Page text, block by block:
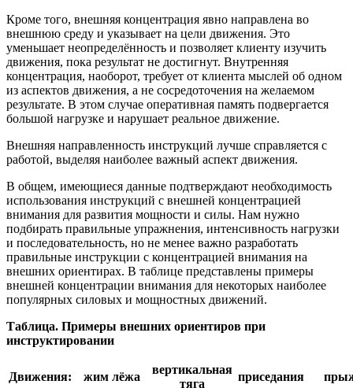
Кроме того, внешняя концентрация явно направлена во
внешнюю среду и указывает на цели движения. Это
уменьшает неопределённость и позволяет клиенту изучить
движения, пока результат не достигнут. Внутренняя
концентрация, наоборот, требует от клиента мыслей об одном
из аспектов движения, а не сосредоточения на желаемом
результате. В этом случае оперативная память подвергается
большой нагрузке и нарушает реальное движение.
Внешняя направленность инструкций лучше справляется с
работой, выделяя наиболее важный аспект движения.
В общем, имеющиеся данные подтверждают необходимость
использования инструкций с внешней концентрацией
внимания для развития мощности и силы. Нам нужно
подбирать правильные упражнения, интенсивность нагрузки
и последовательность, но не менее важно разработать
правильные инструкции с концентрацией внимания на
внешних ориентирах. В таблице представлены примеры
внешней концентрации внимания для некоторых наиболее
популярных силовых и мощностных движений.
Таблица. Примеры внешних ориентиров при
инструктировании
Движения: жим лёжа
вертикальная
тяга
приседания